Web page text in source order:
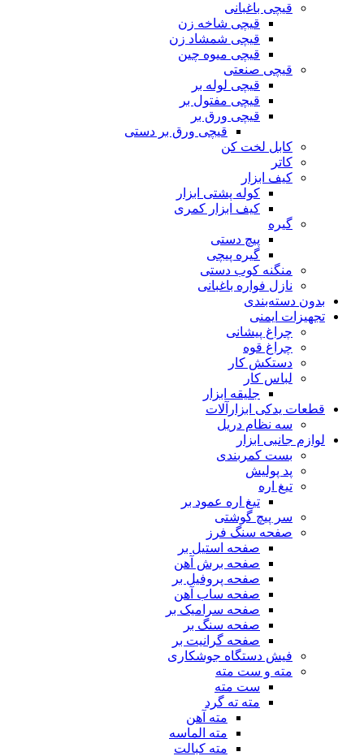
قیچی باغبانی
قیچی شاخه زن
قیچی شمشاد زن
قیچی میوه چین
قیچی صنعتی
قیچی لوله بر
قیچی مفتول بر
قیچی ورق بر
قیچی ورق بر دستی
کابل لخت کن
کاتر
کیف ابزار
کوله پشتی ابزار
کیف ابزار کمری
گیره
پیچ دستی
گیره پیچی
منگنه کوب دستی
نازل فواره باغبانی
بدون دسته‌بندی
تجهیزات ایمنی
چراغ پیشانی
چراغ قوه
دستکش کار
لباس کار
جلیقه ابزار
قطعات یدکی ابزارآلات
سه نظام دریل
لوازم جانبی ابزار
بست کمربندی
پد پولیش
تیغ اره
تیغ اره عمود بر
سر پیچ گوشتی
صفحه سنگ فرز
صفحه استیل بر
صفحه برش آهن
صفحه پروفیل بر
صفحه ساب آهن
صفحه سرامیک بر
صفحه سنگ بر
صفحه گرانیت بر
فیش دستگاه جوشکاری
مته و ست مته
ست مته
مته ته گرد
مته آهن
مته الماسه
مته کبالت